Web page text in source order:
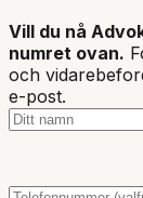
Vill du nå
numret ovan.
och
e-post.